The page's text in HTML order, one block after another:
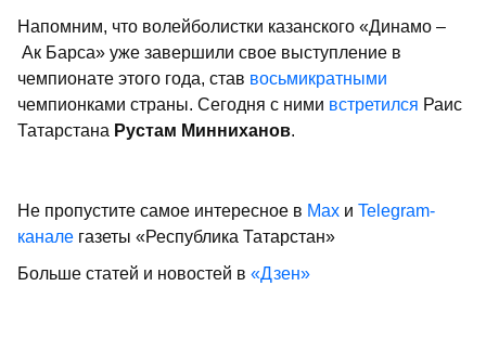
Напомним, что волейболистки казанского «Динамо –
Ак Барса» уже завершили свое выступление в
чемпионате этого года, став восьмикратными
чемпионками страны. Сегодня с ними встретился Раис
Татарстана Рустам Минниханов.
Не пропустите самое интересное в Max и Telegram-
канале газеты «Республика Татарстан»
Больше статей и новостей в «Дзен»